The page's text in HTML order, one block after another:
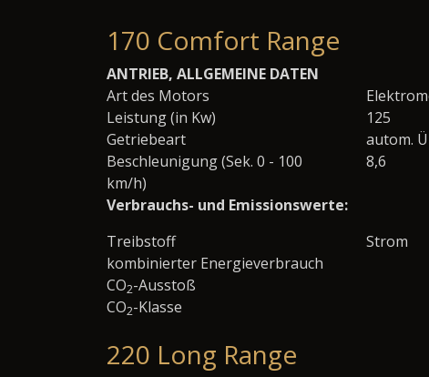
170 Comfort Range
ANTRIEB, ALLGEMEINE DATEN
Art des Motors
Leistung (in Kw)
125
Getriebeart
autom.
Beschleunigung (Sek. 0 - 100
km/h)
8,6
Verbrauchs- und Emissionswerte:
Treibstoff
Strom
kombinierter Energieverbrauch
CO2-Ausstoß
CO2-Klasse
220 Long Range